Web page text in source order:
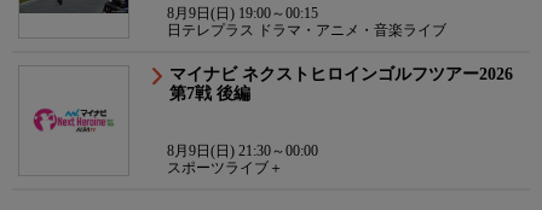
8月9日(日) 19:00～00:15
日テレプラス ドラマ・アニメ・音楽ライブ
マイナビ ネクストヒロインゴルフツアー2026
第7戦 後編
8月9日(日) 21:30～00:00
スポーツライブ＋